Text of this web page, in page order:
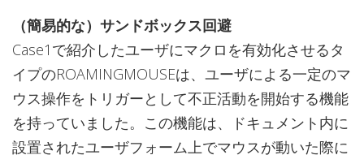
（簡易的な）サンドボックス回避
Case1で紹介したユーザにマクロを有効化させるタ
イプのROAMINGMOUSEは、ユーザによる一定のマ
ウス操作をトリガーとして不正活動を開始する機能
を持っていました。この機能は、ドキュメント内に
設置されたユーザフォーム上でマウスが動いた際に